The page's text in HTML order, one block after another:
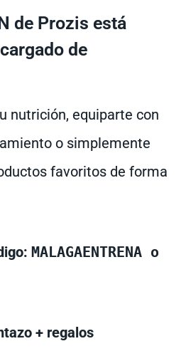
de Prozis está
de
nutrición, equiparte con
o simplemente
favoritos de forma
MALAGAENTRENA o
+ regalos